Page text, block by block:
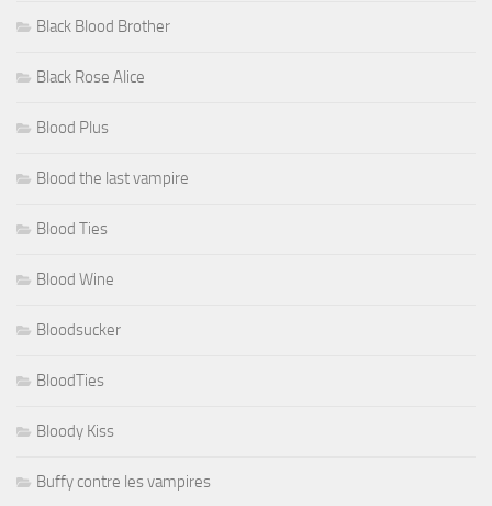
Black Blood Brother
Black Rose Alice
Blood Plus
Blood the last vampire
Blood Ties
Blood Wine
Bloodsucker
BloodTies
Bloody Kiss
Buffy contre les vampires